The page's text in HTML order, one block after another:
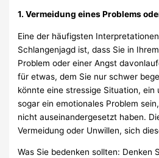
1. Vermeidung eines Problems
Eine der häufigsten
Schlangenjagd ist, dass Sie in
Problem oder einer Angst
für etwas, dem Sie nur schwer
könnte eine stressige Situation, ein
sogar ein emotionales Problem
nicht auseinandergesetzt haben.
Vermeidung oder Unwillen, sich
Was Sie bedenken sollten: Denken